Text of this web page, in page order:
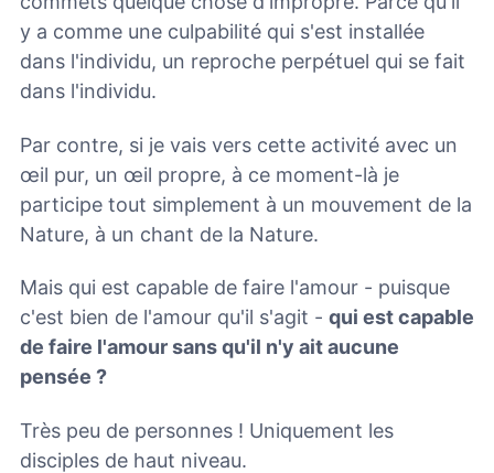
y a comme une culpabilité qui s'est installée
dans l'individu, un reproche perpétuel qui se fait
dans l'individu.
Par contre, si je vais vers cette activité avec un
œil pur, un œil propre, à ce moment-là je
participe tout simplement à un mouvement de la
Nature, à un chant de la Nature.
Mais qui est capable de faire l'amour - puisque
c'est bien de l'amour qu'il s'agit - qui est capable
de faire l'amour sans qu'il n'y ait aucune
pensée ?
Très peu de personnes ! Uniquement les
disciples de haut niveau.